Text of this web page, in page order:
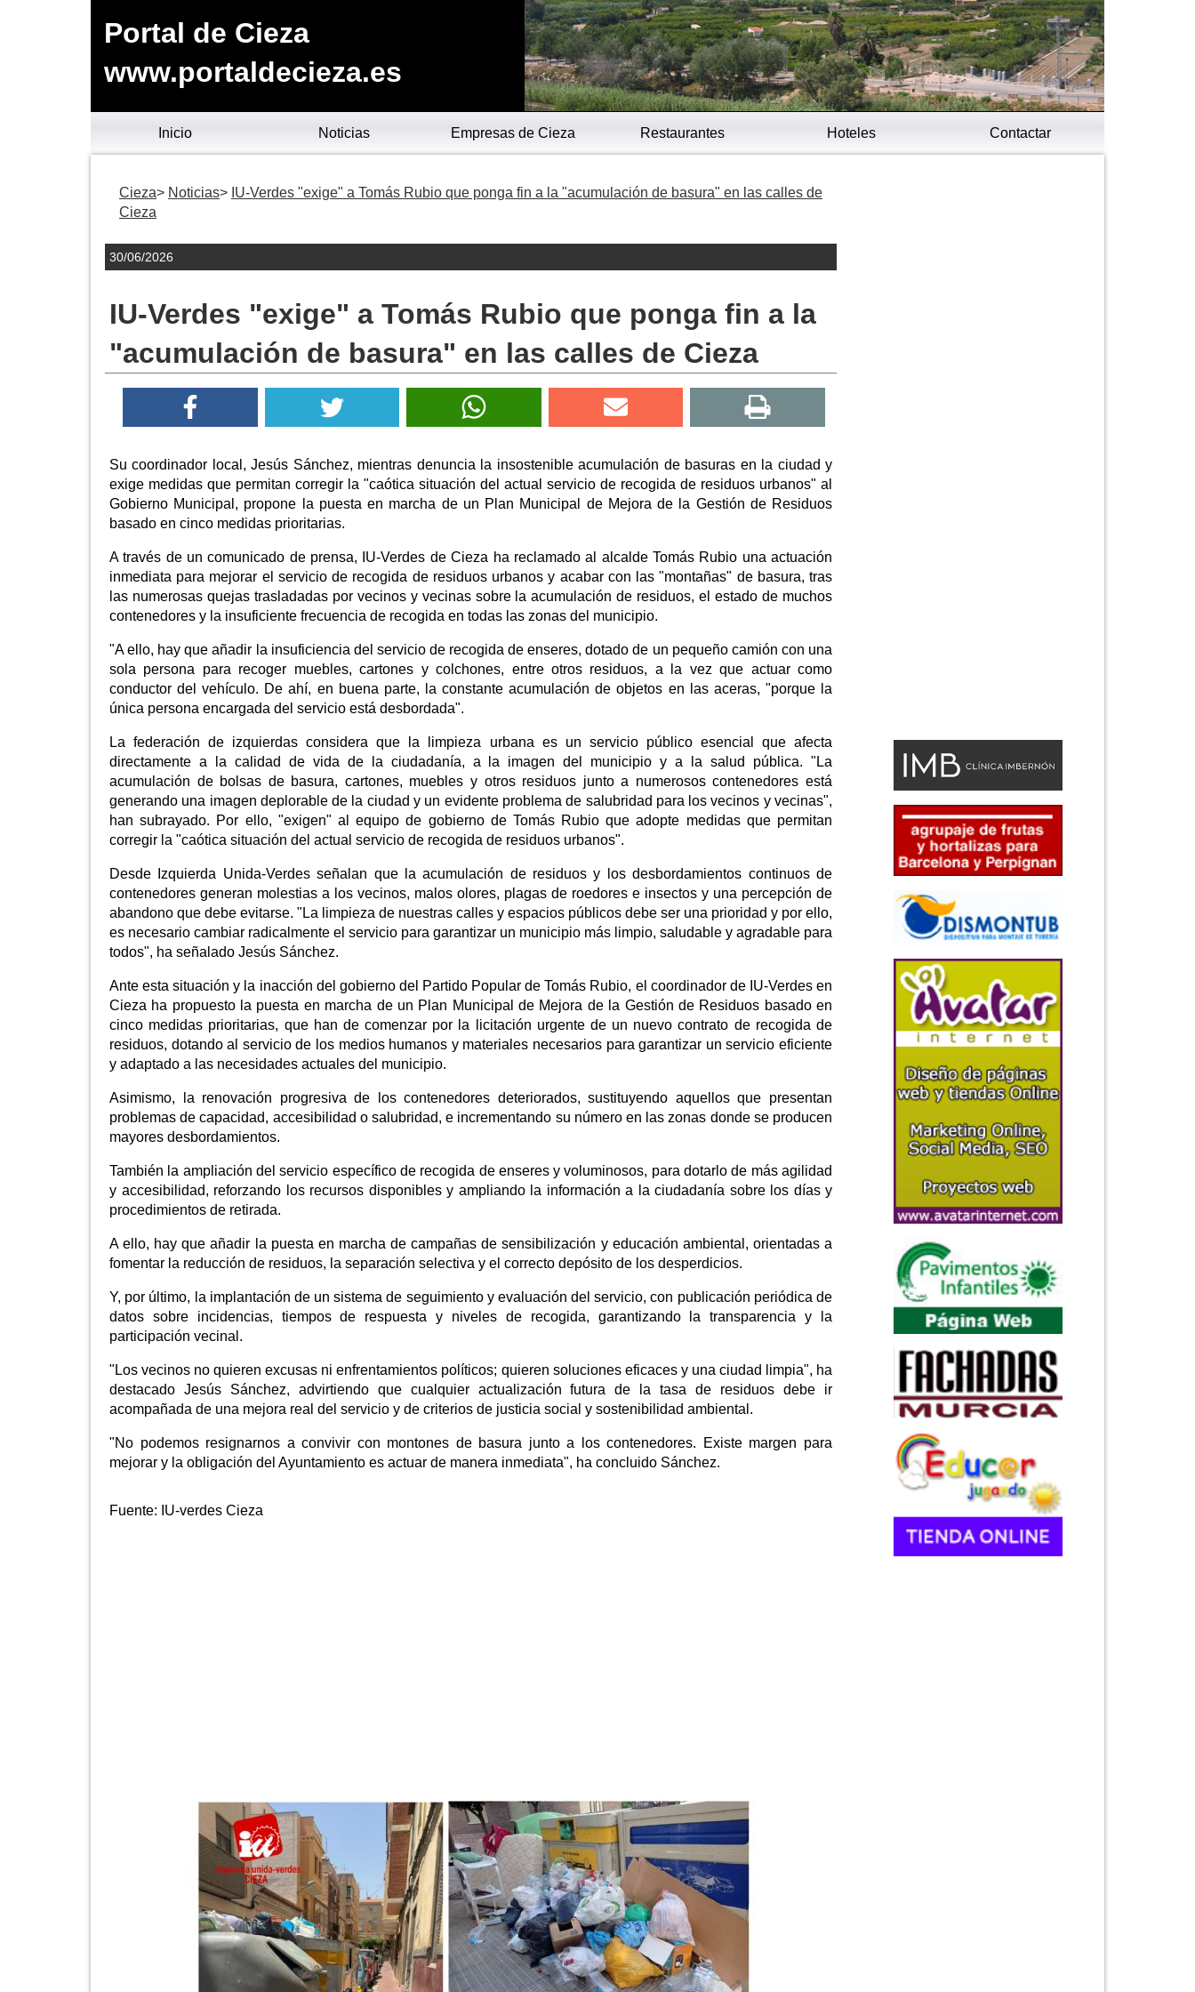
Portal de Cieza
www.portaldecieza.es
Inicio Noticias Empresas de Cieza Restaurantes Hoteles Contactar
Cieza Noticias
IU-Verdes "exige" a Tomás Rubio que ponga fin a la "acumulación de basura" en las calles de
Cieza
30/06/2026
IU-Verdes "exige" a Tomás Rubio que ponga fin a la
"acumulación de basura" en las calles de Cieza
Su coordinador local, Jesús Sánchez, mientras denuncia la insostenible acumulación de basuras en la ciudad y
exige medidas que permitan corregir la "caótica situación del actual servicio de recogida de residuos urbanos" al
Gobierno Municipal, propone la puesta en marcha de un Plan Municipal de Mejora de la Gestión de Residuos
basado en cinco medidas prioritarias.
A través de un comunicado de prensa, IU-Verdes de Cieza ha reclamado al alcalde Tomás Rubio una actuación
inmediata para mejorar el servicio de recogida de residuos urbanos y acabar con las "montañas" de basura, tras
las numerosas quejas trasladadas por vecinos y vecinas sobre la acumulación de residuos, el estado de muchos
contenedores y la insuficiente frecuencia de recogida en todas las zonas del municipio.
"A ello, hay que añadir la insuficiencia del servicio de recogida de enseres, dotado de un pequeño camión con una
sola persona para recoger muebles, cartones y colchones, entre otros residuos, a la vez que actuar como
conductor del vehículo. De ahí, en buena parte, la constante acumulación de objetos en las aceras, "porque la
única persona encargada del servicio está desbordada".
La federación de izquierdas considera que la limpieza urbana es un servicio público esencial que afecta
directamente a la calidad de vida de la ciudadanía, a la imagen del municipio y a la salud pública. "La
acumulación de bolsas de basura, cartones, muebles y otros residuos junto a numerosos contenedores está
generando una imagen deplorable de la ciudad y un evidente problema de salubridad para los vecinos y vecinas",
han subrayado. Por ello, "exigen" al equipo de gobierno de Tomás Rubio que adopte medidas que permitan
corregir la "caótica situación del actual servicio de recogida de residuos urbanos".
Desde Izquierda Unida-Verdes señalan que la acumulación de residuos y los desbordamientos continuos de
contenedores generan molestias a los vecinos, malos olores, plagas de roedores e insectos y una percepción de
abandono que debe evitarse. "La limpieza de nuestras calles y espacios públicos debe ser una prioridad y por ello,
es necesario cambiar radicalmente el servicio para garantizar un municipio más limpio, saludable y agradable para
todos", ha señalado Jesús Sánchez.
Ante esta situación y la inacción del gobierno del Partido Popular de Tomás Rubio, el coordinador de IU-Verdes en
Cieza ha propuesto la puesta en marcha de un Plan Municipal de Mejora de la Gestión de Residuos basado en
cinco medidas prioritarias, que han de comenzar por la licitación urgente de un nuevo contrato de recogida de
residuos, dotando al servicio de los medios humanos y materiales necesarios para garantizar un servicio eficiente
y adaptado a las necesidades actuales del municipio.
Asimismo, la renovación progresiva de los contenedores deteriorados, sustituyendo aquellos que presentan
problemas de capacidad, accesibilidad o salubridad, e incrementando su número en las zonas donde se producen
mayores desbordamientos.
También la ampliación del servicio específico de recogida de enseres y voluminosos, para dotarlo de más agilidad
y accesibilidad, reforzando los recursos disponibles y ampliando la información a la ciudadanía sobre los días y
procedimientos de retirada.
A ello, hay que añadir la puesta en marcha de campañas de sensibilización y educación ambiental, orientadas a
fomentar la reducción de residuos, la separación selectiva y el correcto depósito de los desperdicios.
Y, por último, la implantación de un sistema de seguimiento y evaluación del servicio, con publicación periódica de
datos sobre incidencias, tiempos de respuesta y niveles de recogida, garantizando la transparencia y la
participación vecinal.
"Los vecinos no quieren excusas ni enfrentamientos políticos; quieren soluciones eficaces y una ciudad limpia", ha
destacado Jesús Sánchez, advirtiendo que cualquier actualización futura de la tasa de residuos debe ir
acompañada de una mejora real del servicio y de criterios de justicia social y sostenibilidad ambiental.
"No podemos resignarnos a convivir con montones de basura junto a los contenedores. Existe margen para
mejorar y la obligación del Ayuntamiento es actuar de manera inmediata", ha concluido Sánchez.
Fuente: IU-verdes Cieza